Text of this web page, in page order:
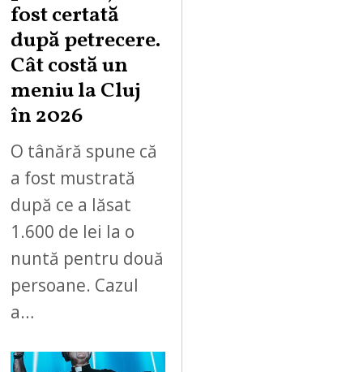
fost certată
după petrecere.
Cât costă un
meniu la Cluj
în 2026
O tânără spune că
a fost mustrată
după ce a lăsat
1.600 de lei la o
nuntă pentru două
persoane. Cazul
a…